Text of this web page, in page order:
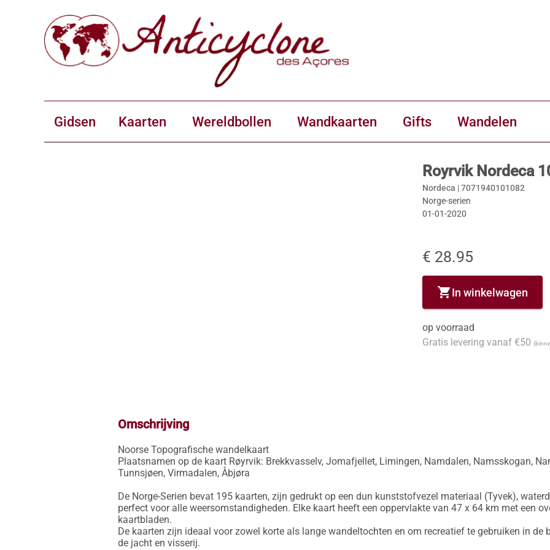
Gidsen Kaarten Wereldbollen Wandkaarten Gifts Wandelen
Royrvik Nordeca
Nordeca |7071940101082
Norge-serien
01-01-2020
€ 28.95
shopping_cartIn winkelwagen
op voorraad
Gratis levering vanaf €50
Omschrijving
Noorse Topografische wandelkaart
Plaatsnamen op de kaart Røyrvik: Brekkvasselv, Jomafjellet, Limingen, Namdalen, Namsskogan,
Tunnsjøen, Virmadalen, Åbjøra
De Norge-Serien bevat 195 kaarten, zijn gedrukt op een dun kunststofvezel materiaal (Tyvek),
perfect voor alle weersomstandigheden. Elke kaart heeft een oppervlakte van 47 x 64 km met een
kaartbladen.
De kaarten zijn ideaal voor zowel korte als lange wandeltochten en om recreatief te gebruiken in de
de jacht en visserij.